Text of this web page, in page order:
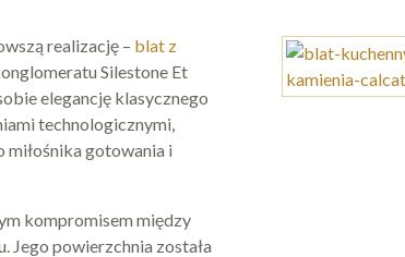
realizację – blat z
Silestone Et
elegancję klasycznego
technologicznymi,
miłośnika gotowania i
kompromisem między
Jego powierzchnia została